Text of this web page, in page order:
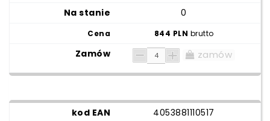
0
844 PLN brutto
zamów
4053881110517